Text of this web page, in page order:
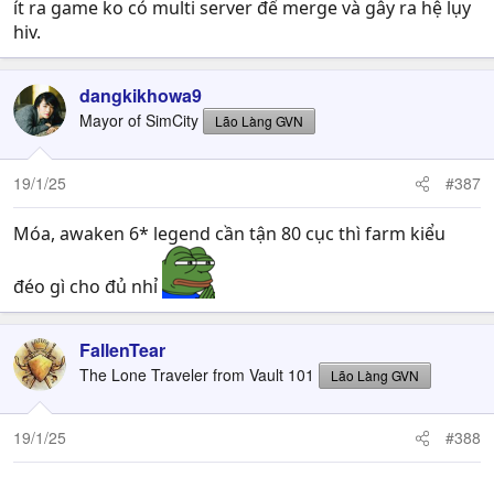
ít ra game ko có multi server để merge và gây ra hệ lụy
hiv.
dangkikhowa9
Mayor of SimCity Lão Làng GVN
19/1/25 #387
Móa, awaken 6* legend cần tận 80 cục thì farm kiểu
đéo gì cho đủ nhỉ
FallenTear
The Lone Traveler from Vault 101 Lão Làng GVN
19/1/25 #388